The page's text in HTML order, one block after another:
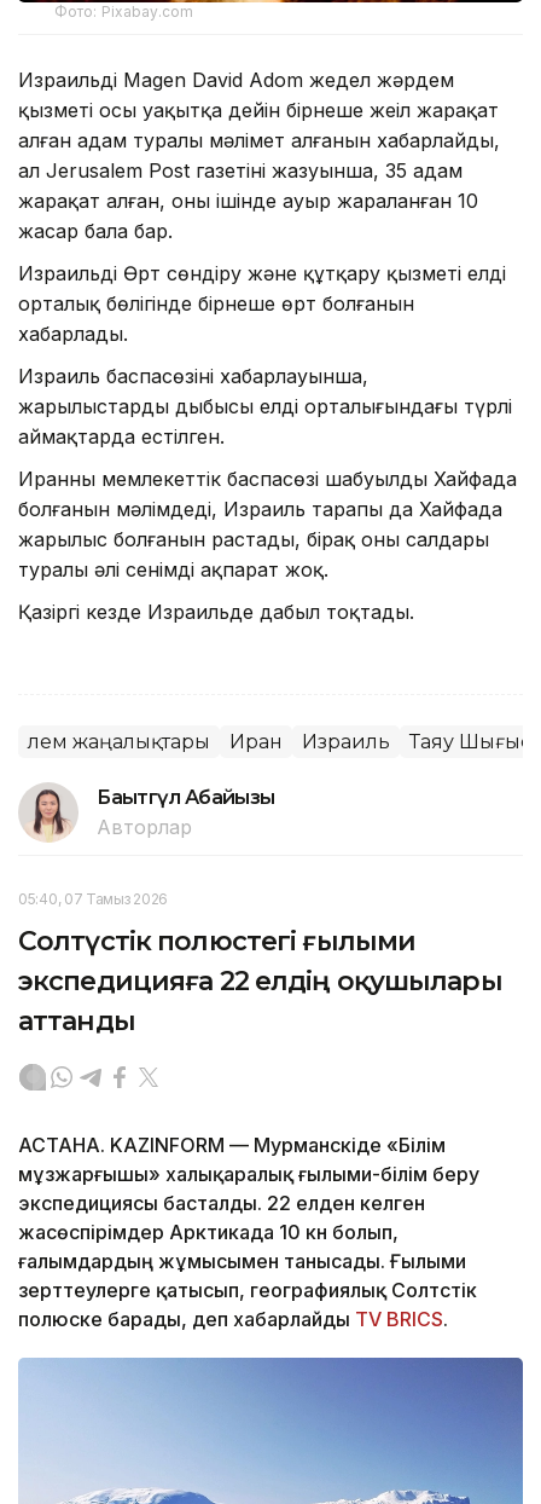
Фото: Pixabay.com
Израильдің Magen David Adom жедел жәрдем
қызметі осы уақытқа дейін бірнеше жеңіл жарақат
алған адам туралы мәлімет алғанын хабарлайды,
ал Jerusalem Post газетінің жазуынша, 35 адам
жарақат алған, оның ішінде ауыр жараланған 10
жасар бала бар.
Израильдің Өрт сөндіру және құтқару қызметі елдің
орталық бөлігінде бірнеше өрт болғанын
хабарлады.
Израиль баспасөзінің хабарлауынша,
жарылыстардың дыбысы елдің орталығындағы түрлі
аймақтарда естілген.
Иранның мемлекеттік баспасөзі шабуылдың Хайфада
болғанын мәлімдеді, Израиль тарапы да Хайфада
жарылыс болғанын растады, бірақ оның салдары
туралы әлі сенімді ақпарат жоқ.
Қазіргі кезде Израильде дабыл тоқтады.
Әлем жаңалықтары Иран Израиль Таяу
Бақытгүл Абайқызы
Авторлар
05:40, 07 Тамыз 2026
Солтүстік полюстегі ғылыми
экспедицияға 22 елдің оқушылары
аттанды
АСТАНА. KAZINFORM — Мурманскіде «Білім
мұзжарғышы» халықаралық ғылыми-білім беру
экспедициясы басталды. 22 елден келген
жасөспірімдер Арктикада 10 күн болып,
ғалымдардың жұмысымен танысады. Ғылыми
зерттеулерге қатысып, географиялық Солтүстік
полюске барады, деп хабарлайды TV BRICS.